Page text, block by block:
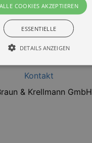
Datenschutz
Kontakt
& Krellmann GmbH
ALLE COOKIES AKZEPTIEREN
ESSENTIELLE
DETAILS ANZEIGEN